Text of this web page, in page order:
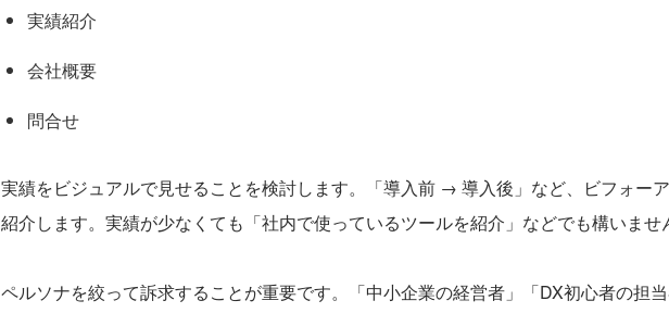
実績紹介
会社概要
問合せ
実績をビジュアルで見せることを検討します。「導入前 → 導入後」など、ビフォー
紹介します。実績が少なくても「社内で使っているツールを紹介」などでも構いませ
ペルソナを絞って訴求することが重要です。「中小企業の経営者」「DX初心者の担